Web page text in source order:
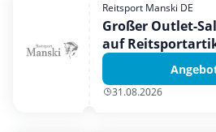
Urlaub & Reise
Reitsport Manski DE
Großer Outlet-
auf
31.08.2026